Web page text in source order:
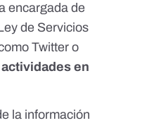
encargada de
de Servicios
Twitter o
en
la información